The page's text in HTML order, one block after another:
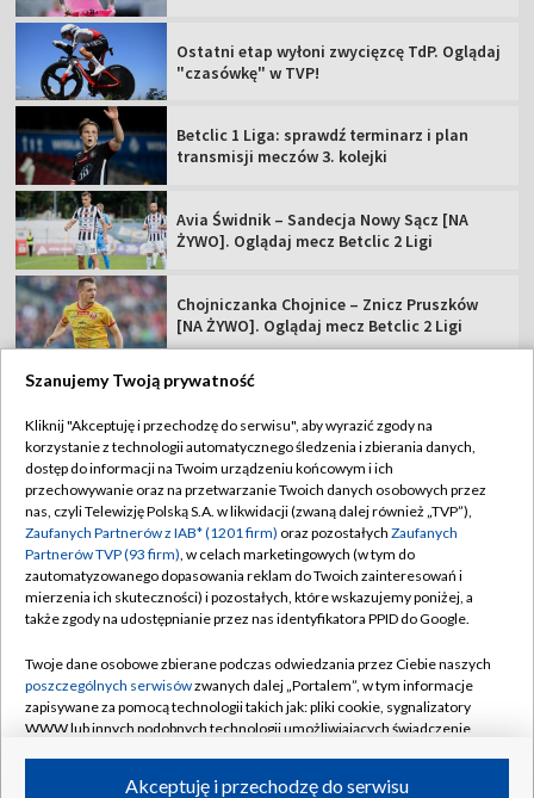
Ostatni etap wyłoni zwycięzcę TdP. Oglądaj
"czasówkę" w TVP!
Betclic 1 Liga: sprawdź terminarz i plan
transmisji meczów 3. kolejki
Avia Świdnik – Sandecja Nowy Sącz [NA
ŻYWO]. Oglądaj mecz Betclic 2 Ligi
Chojniczanka Chojnice – Znicz Pruszków
[NA ŻYWO]. Oglądaj mecz Betclic 2 Ligi
TVP
Abonament TVP
Sklep TVP
Biuro Reklamy
Oferta Handlowa
Emisja w TVP
Rada Programowa
Ogłoszenia przetargowe
Regulamin TVP
Polityka prywatności
Moje zgody
Biuro reklamy
Kanały
©2026 Telewizja Polska Spółka Akcyjna w likwidacji
Szanujemy Twoją prywatność
Kliknij "Akceptuję i przechodzę do serwisu", aby wyrazić zgody na
korzystanie z technologii automatycznego śledzenia i zbierania danych,
dostęp do informacji na Twoim urządzeniu końcowym i ich
przechowywanie oraz na przetwarzanie Twoich danych osobowych przez
nas, czyli Telewizję Polską S.A. w likwidacji (zwaną dalej również „TVP”),
Zaufanych Partnerów z IAB* (1201 firm) oraz pozostałych Zaufanych
Partnerów TVP (93 firm), w celach marketingowych (w tym do
zautomatyzowanego dopasowania reklam do Twoich zainteresowań i
mierzenia ich skuteczności) i pozostałych, które wskazujemy poniżej, a
także zgody na udostępnianie przez nas identyfikatora PPID do Google.
Twoje dane osobowe zbierane podczas odwiedzania przez Ciebie naszych
poszczególnych serwisówzwanych dalej „Portalem”, w tym informacje
zapisywane za pomocą technologii takich jak: pliki cookie, sygnalizatory
WWW lub innych podobnych technologii umożliwiających świadczenie
ruchu w Internecie.Akceptuję i przechodzę do serwisu